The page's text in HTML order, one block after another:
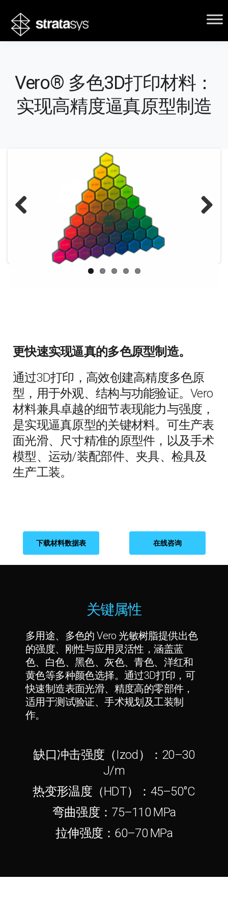
Vero® 多色3D打印材料：
实现高精度逼真原型制造
更快速实现逼真的多色原型制造。
通过3D打印，高效创建高精度多色原
型，用于外观、结构与功能验证。Vero
材料兼具卓越的细节表现能力与强度，
是实现逼真原型的关键材料。可生产表
面光滑、尺寸精准的原型件，以及手术
模型、运动/装配部件、夹具、检具及
生产工装。
下载材料数据表 在线咨询
关键属性
多用途、多色的 Vero 光敏树脂提供出色
的强度、刚性与应用灵活性，涵盖蓝
色、白色、黑色、灰色、青色、洋红和
黄色等多种颜色选择。通过3D打印，可
快速制造表面光滑、精度高的零部件，
适用于测试验证、手术规划及工装制
作。
缺口冲击强度（Izod）：20–30
J/m
热变形温度（HDT）：45–50°C
弯曲强度：75–110 MPa
拉伸强度：60–70 MPa